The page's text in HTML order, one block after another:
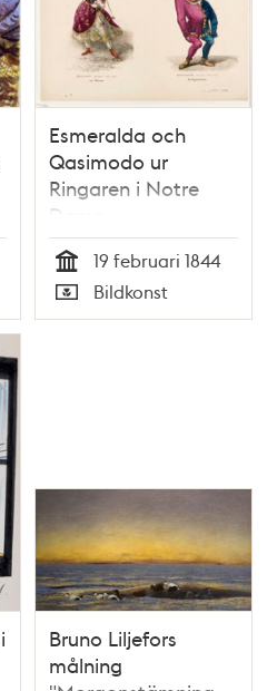
Esmeralda och
Qasimodo ur
Ringaren i Notre
Dame
Tid
19 februari 1844
Typ
Bildkonst
Bruno Liljefors
målning